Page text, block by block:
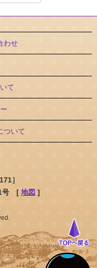
わせ
て
ついて
］
1号 [ 地図 ]